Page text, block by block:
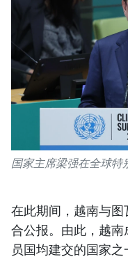
国家主席梁强在全球特
在此期间，越南与
合公报。由此，越
员国均建交的国家之